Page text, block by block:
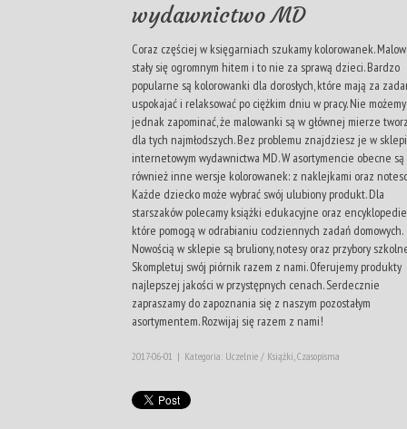
wydawnictwo MD
Coraz częściej w księgarniach szukamy kolorowanek.
stały się ogromnym hitem i to nie za sprawą dzieci. Bardzo
popularne są kolorowanki dla dorosłych, które mają za
uspokajać i relaksować po ciężkim dniu w pracy. Nie możemy
jednak zapominać, że malowanki są w głównej mierze
dla tych najmłodszych. Bez problemu znajdziesz je w
internetowym wydawnictwa MD. W asortymencie obecne są
również inne wersje kolorowanek: z naklejkami oraz
Każde dziecko może wybrać swój ulubiony produkt. Dla
starszaków polecamy książki edukacyjne oraz encyklopedie,
które pomogą w odrabianiu codziennych zadań domowych.
Nowością w sklepie są bruliony, notesy oraz przybory
Skompletuj swój piórnik razem z nami. Oferujemy produkty
najlepszej jakości w przystępnych cenach. Serdecznie
zapraszamy do zapoznania się z naszym pozostałym
asortymentem. Rozwijaj się razem z nami!
2017-06-01 | Kategoria: Uczelnie / Książki, Czasopisma